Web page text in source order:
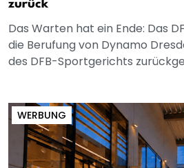
zurück
Das Warten hat ein Ende: Das
die Berufung von Dynamo
des DFB-Sportgerichts
WERBUNG